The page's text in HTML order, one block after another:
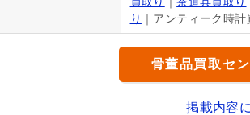
り ｜アンティーク時
骨董品買取セ
掲載内容